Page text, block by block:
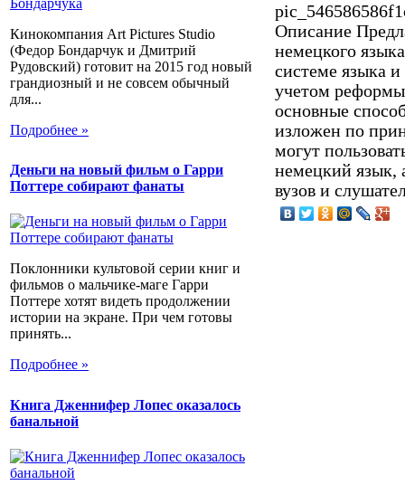
Кинокомпания Art Pictures Studio
(Федор Бондарчук и Дмитрий
Рудовский) готовит на 2015 год новый
грандиозный и не совсем обычный
для...
Подробнее »
Деньги на новый фильм о Гарри
Поттере собирают фанаты
Поклонники культовой серии книг и
фильмов о мальчике-маге Гарри
Поттере хотят видеть продолжении
истории на экране. При чем готовы
принять...
Подробнее »
Книга Дженнифер Лопес оказалось
банальной
Описание
немецкого
системе языка
учетом
основные
изложен по
могут
немецкий язык,
вузов и